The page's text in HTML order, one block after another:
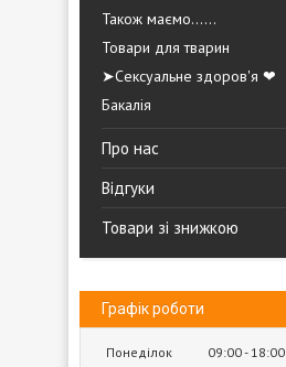
Також маємо......
Товари для тварин
➤Сексуальне здоров'я ❤
Бакалія
Про нас
Відгуки
Товари зі знижкою
Графік роботи
Понеділок 09:00 18:00